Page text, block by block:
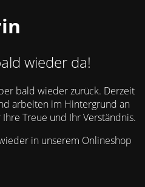
wieder da!
bald wieder zurück. Derzeit
arbeiten im Hintergrund an
Treue und Ihr Verständnis.
in unserem Onlineshop